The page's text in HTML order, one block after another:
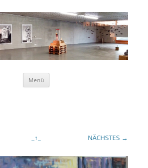
Menü Zum Inhalt springen
NÄCHSTES →
_↑_